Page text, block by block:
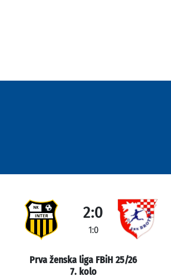
2:0
1:0
Prva ženska liga FBiH 25/26
7. kolo